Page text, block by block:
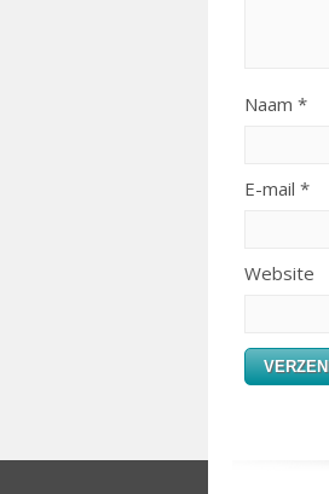
Naam *
E-mail *
Website